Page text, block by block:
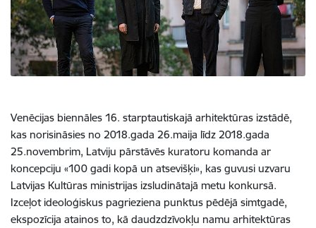
Venēcijas biennāles 16. starptautiskajā arhitektūras izstādē,
kas norisināsies no 2018.gada 26.maija līdz 2018.gada
25.novembrim, Latviju pārstāvēs kuratoru komanda ar
koncepciju «100 gadi kopā un atsevišķi», kas guvusi uzvaru
Latvijas Kultūras ministrijas izsludinātajā metu konkursā.
Izceļot ideoloģiskus pagrieziena punktus pēdējā simtgadē,
ekspozīcija atainos to, kā daudzdzīvokļu namu arhitektūras